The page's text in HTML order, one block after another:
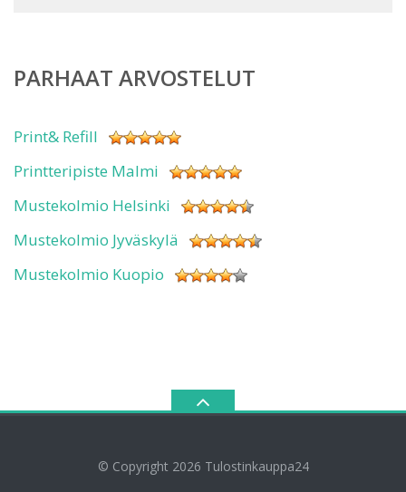
PARHAAT ARVOSTELUT
Print& Refill
Printteripiste Malmi
Mustekolmio Helsinki
Mustekolmio Jyväskylä
Mustekolmio Kuopio
© Copyright 2026 Tulostinkauppa24